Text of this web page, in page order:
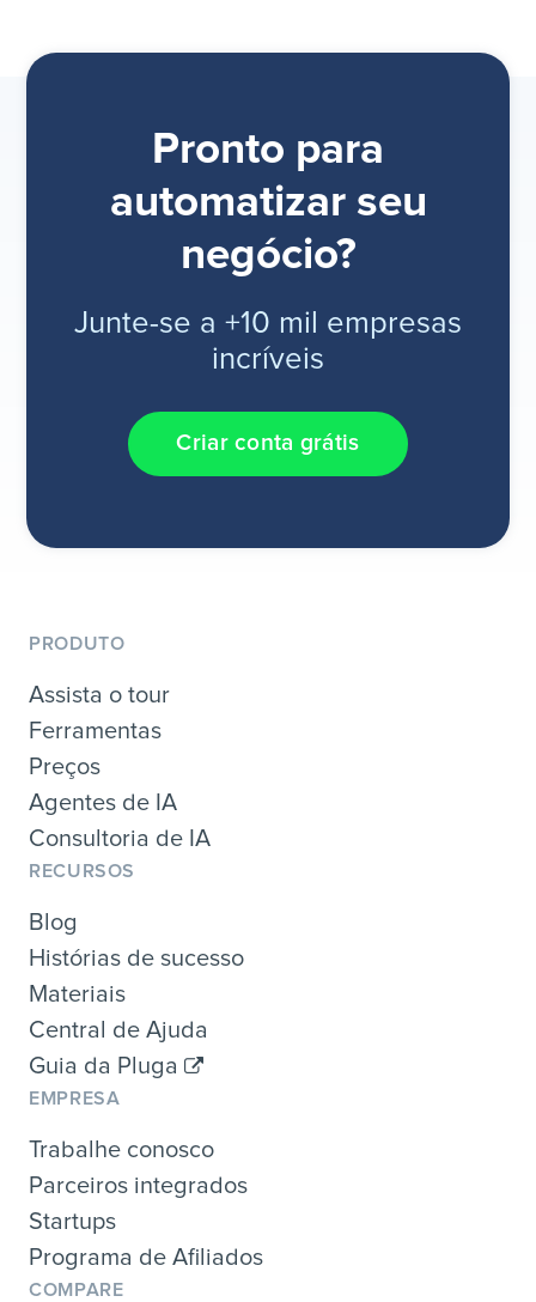
Pronto para
automatizar seu
negócio?
Junte-se a +10 mil empresas
incríveis
Criar conta grátis
PRODUTO
Assista o tour
Ferramentas
Preços
Agentes de IA
Consultoria de IA
RECURSOS
Blog
Histórias de sucesso
Materiais
Central de Ajuda
Guia da Pluga
EMPRESA
Trabalhe conosco
Parceiros integrados
Startups
Programa de Afiliados
COMPARE